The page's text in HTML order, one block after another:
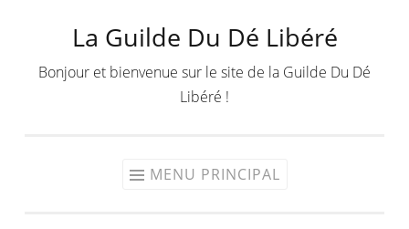
contenu
La Guilde Du Dé Libéré
Bonjour et bienvenue sur le site de la Guilde Du Dé
Libéré !
MENU PRINCIPAL